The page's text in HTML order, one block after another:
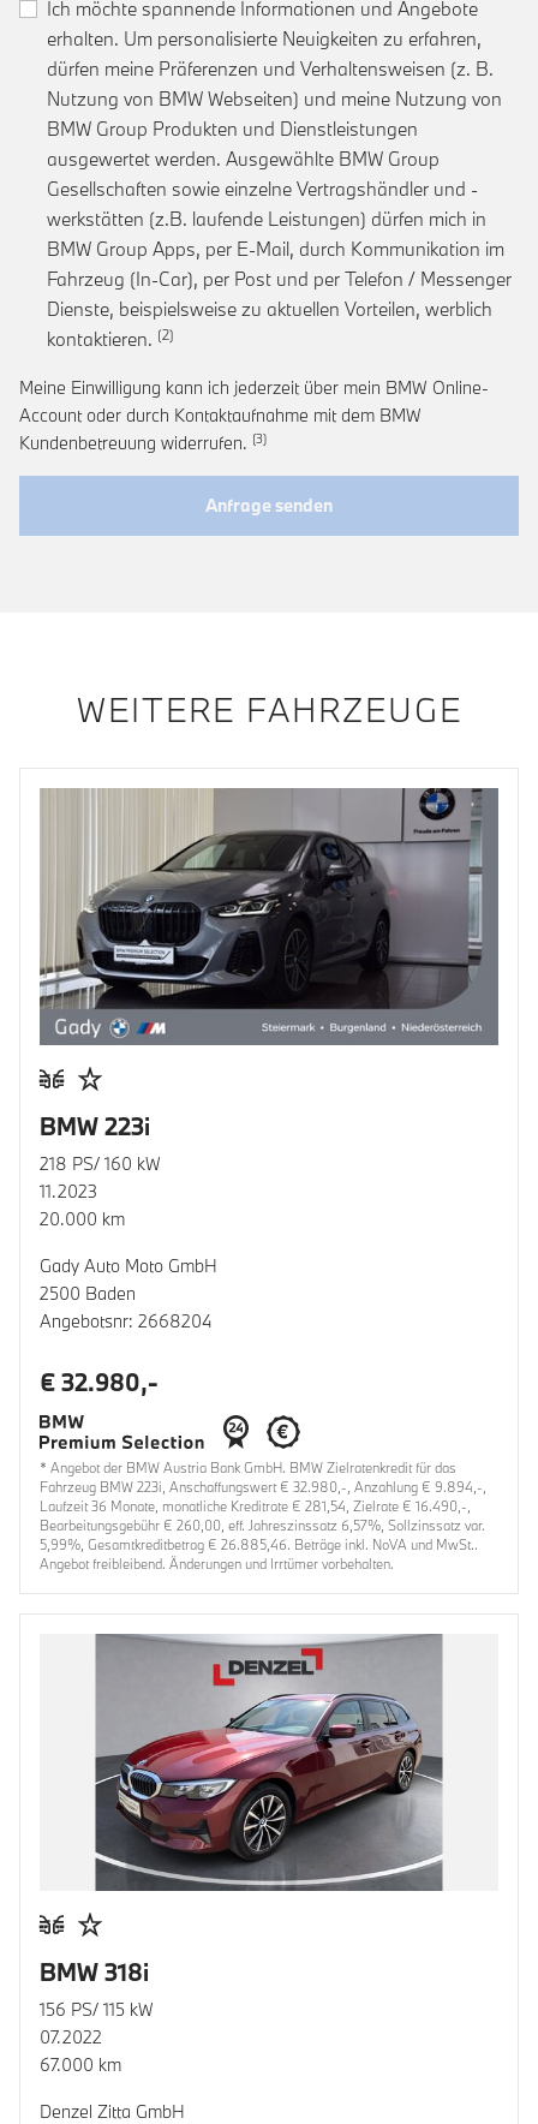
Ich möchte spannende Informationen und Angebote
erhalten. Um personalisierte Neuigkeiten zu erfahren,
dürfen meine Präferenzen und Verhaltensweisen (z. B.
Nutzung von BMW Webseiten) und meine Nutzung von
BMW Group Produkten und Dienstleistungen
ausgewertet werden. Ausgewählte BMW Group
Gesellschaften sowie einzelne Vertragshändler und -
werkstätten (z.B. laufende Leistungen) dürfen mich in
BMW Group Apps, per E-Mail, durch Kommunikation im
Fahrzeug (In-Car), per Post und per Telefon / Messenger
Dienste, beispielsweise zu aktuellen Vorteilen, werblich
kontaktieren. Link zur Fußnote: Einwilligung zur
Meine Einwilligung kann ich jederzeit über mein BMW Online-
Account oder durch Kontaktaufnahme mit dem BMW
Kundenbetreuung widerrufen. Link zur Fußnote: Widerruf der
Anfrage senden
WEITERE FAHRZEUGE
BMW 223i
218 PS/ 160 kW
11.2023
20.000 km
Gady Auto Moto GmbH
2500 Baden
Angebotsnr: 2668204
€ 32.980,-
* Angebot der BMW Austria Bank GmbH. BMW Zielratenkredit für das
Fahrzeug BMW 223i, Anschaffungswert € 32.980,-, Anzahlung € 9.894,-,
Laufzeit 36 Monate, monatliche Kreditrate € 281,54, Zielrate € 16.490,-,
Bearbeitungsgebühr € 260,00, eff. Jahreszinssatz 6,57%, Sollzinssatz var.
5,99%, Gesamtkreditbetrag € 26.885,46. Beträge inkl. NoVA und MwSt..
Angebot freibleibend. Änderungen und Irrtümer vorbehalten.
BMW 318i
156 PS/ 115 kW
07.2022
67.000 km
Denzel Zitta GmbH